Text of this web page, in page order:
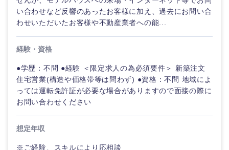
い合わせなど反響のあったお客様に加え、過去にお問い合
わせいただいたお客様や不動産業者への能...
経験・資格
●学歴：不問 ●経験 ＜限定求人の為必須要件＞ 新築注文
住宅営業(構造や価格帯等は問わず) ●資格：不問 地域によ
っては運転免許証が必要な場合がありますので面接の際に
お問い合わせください
想定年収
※ご経験、スキルにより応相談